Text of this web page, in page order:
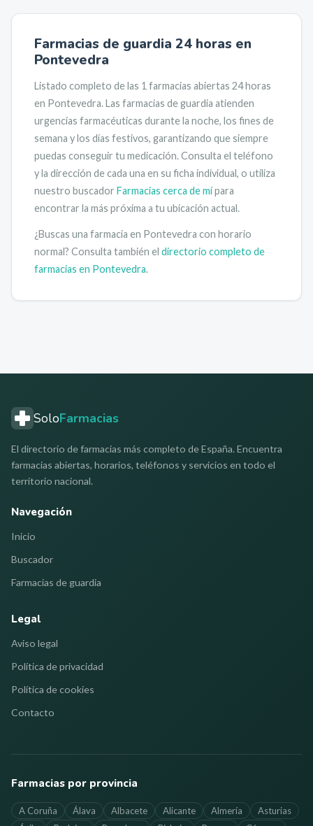
Farmacias de guardia 24 horas en
Pontevedra
Listado completo de las 1 farmacias abiertas 24 horas
en Pontevedra. Las farmacias de guardia atienden
urgencias farmacéuticas durante la noche, los fines de
semana y los días festivos, garantizando que siempre
puedas conseguir tu medicación.Consulta el teléfono
y la dirección de cada una en su ficha individual, o utiliza
nuestro buscador Farmacias cerca de mípara
encontrar la más próxima a tu ubicación actual.
¿Buscas una farmacia en Pontevedra con horario
normal? Consulta también el directorio completo de
farmacias en Pontevedra.
SoloFarmacias
El directorio de farmacias más completo de España. Encuentra
farmacias abiertas, horarios, teléfonos y servicios en todo el
territorio nacional.
Navegación
Inicio
Buscador
Farmacias de guardia
Legal
Aviso legal
Política de privacidad
Política de cookies
Contacto
Farmacias por provincia
A Coruña Álava Albacete Alicante Almería
Asturias